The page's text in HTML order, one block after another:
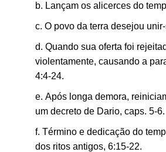
Lançam os alicerces do
O povo da terra desejou
Quando sua oferta foi
violentamente, causando a
4:4-24.
Após longa demora,
um decreto de Dario, caps. 5-6.
Término e dedicação do
dos ritos antigos, 6:15-22.